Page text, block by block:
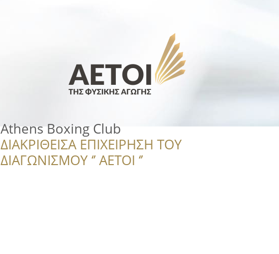
Athens Boxing Club
ΔΙΑΚΡΙΘΕΙΣΑ ΕΠΙΧΕΙΡΗΣΗ ΤΟΥ
ΔΙΑΓΩΝΙΣΜΟΥ ‘’ ΑΕΤΟΙ ‘’